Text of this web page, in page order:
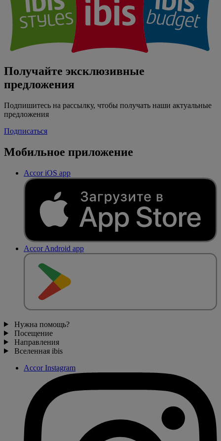
Получайте эксклюзивные
предложения
Подпишитесь на рассылку, чтобы получать наши актуальные
предложения
Подписаться
Мобильное приложение
Accor iOS app
Accor Android app
Нужна помощь?
Посещение
Направления
Вселенная ibis
Accor Instagram